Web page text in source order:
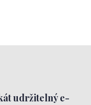
udržitelný e-